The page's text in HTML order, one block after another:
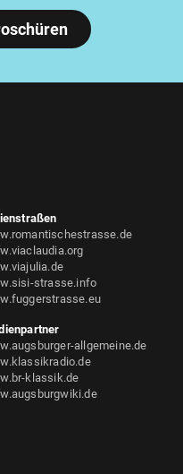
strasse.info
allgemeine.de
klassik.de